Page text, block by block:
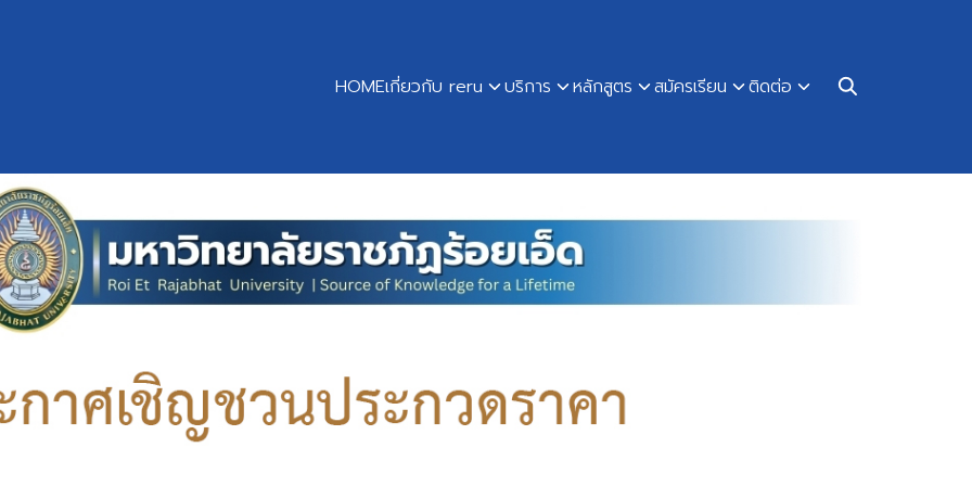
HOMEเกี่ยวกับ reru บริการ หลักสูตร สมัครเรียน ติดต่อ